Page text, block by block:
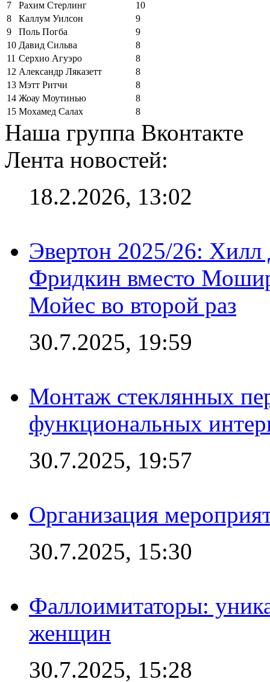
7
Рахим Стерлинг
10
8
Каллум Уилсон
9
9
Поль Погба
9
10 Давид Сильва
8
11 Серхио Агуэро
8
12 Александр Ляказетт
8
13 Мэтт Ритчи
8
14 Жоау Моутинью
8
15 Мохамед Салах 8
Наша группа Вконтакте
Лента новостей:
18.2.2026, 13:02
Эвертон 2025/26:
Фридкин вместо
Мойес во второй раз
30.7.2025, 19:59
Монтаж стеклянных
функциональных
30.7.2025, 19:57
Организация
30.7.2025, 15:30
Фаллоимитаторы:
женщин
30.7.2025, 15:28